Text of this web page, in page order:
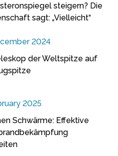
steigern? Die
sagt: „Vielleicht“
2024
der Weltspitze auf
2025
Schwärme: Effektive